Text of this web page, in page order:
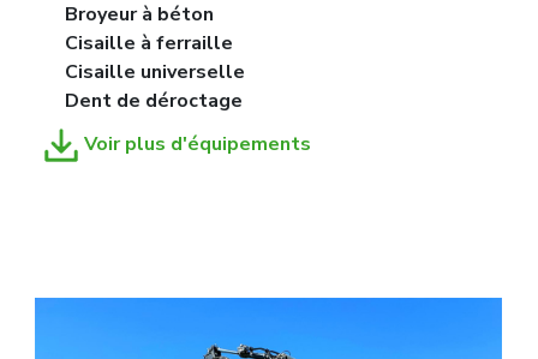
Broyeur à béton
Cisaille à ferraille
Cisaille universelle
Dent de déroctage
Voir plus d'équipements